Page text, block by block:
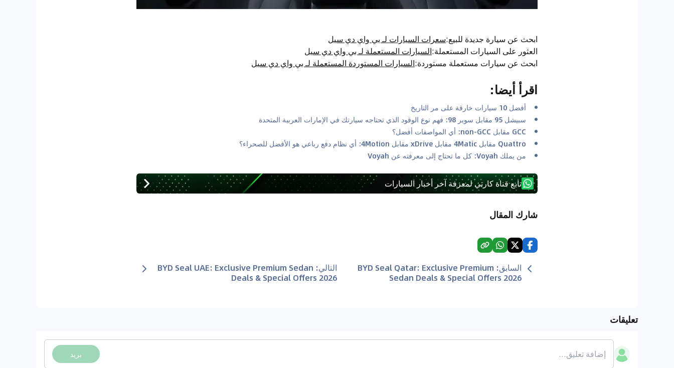
ابحث عن سيارة جديدة للبيع:سعرات السيارات لـ بي واي دي سيل
العثور على السيارات المستعملة:السيارات المستعملة لـ بي واي دي سيل
ابحث عن سيارات مستعملة مستوردة:السيارات المستوردة المستعملة لـ بي واي دي سيل
اقرأ أيضا:
أفضل 10 سيارات خارقة على مر التاريخ
سبيشل 95 مقابل سوبر 98: فهم نوع الوقود الذي تحتاجه سيارتك في الإمارات العربية المتحدة
GCC مقابل non-GCC: أي المواصفات أفضل؟
Quattro مقابل 4Matic مقابل xDrive مقابل 4Motion: أي نظام دفع رباعي هو الأفضل للصحراء؟
من يملك Voyah: كل ما تحتاج إلى معرفته عن Voyah
تابع قناة كارتي لمعرفة آخر أخبار السيارات
شارك المقال
السابق:
BYD Seal Qatar: Exclusive Premium
Sedan Deals & Special Offers 2026
التالي:
BYD Seal UAE: Exclusive Premium Sedan
Deals & Special Offers 2026
تعليقات
بريد